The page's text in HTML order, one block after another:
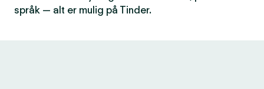
språk — alt er mulig på Tinder.